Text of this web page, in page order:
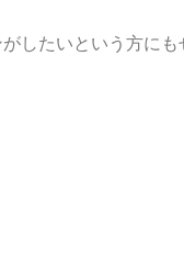
したいという方にも